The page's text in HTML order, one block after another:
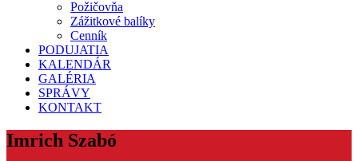
Požičovňa
Zážitkové balíky
Cenník
PODUJATIA
KALENDÁR
GALÉRIA
SPRÁVY
KONTAKT
Imrich Szabó